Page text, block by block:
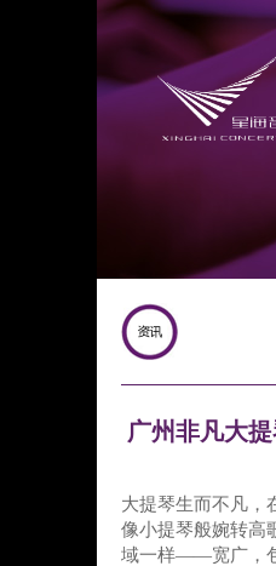
广州非凡大
大提琴生而不凡，
像小提琴般婉转高
域一样——宽广，